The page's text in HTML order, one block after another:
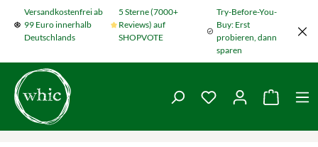
Zum Hauptinhalt springen
Versandkostenfrei ab
99 Euro innerhalb
Deutschlands
5 Sterne (7000+
Reviews) auf
SHOPVOTE
Try-Before-You-
Buy: Erst
probieren, dann
sparen
Du hast 0